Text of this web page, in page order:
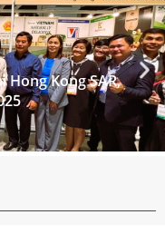
Kong SAR,